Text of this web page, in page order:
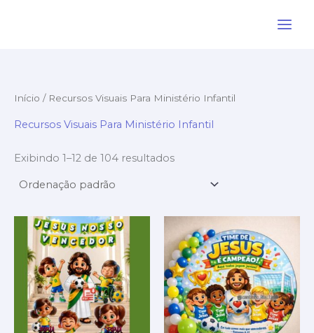
Início / Recursos Visuais Para Ministério Infantil
Recursos Visuais Para Ministério Infantil
Exibindo 1–12 de 104 resultados